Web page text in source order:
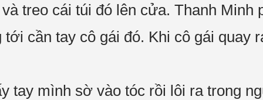
treo cái túi đó lên cửa. Thanh Minh
cần tay cô gái đó. Khi cô gái quay
tay mình sờ vào tóc rồi lôi ra trong